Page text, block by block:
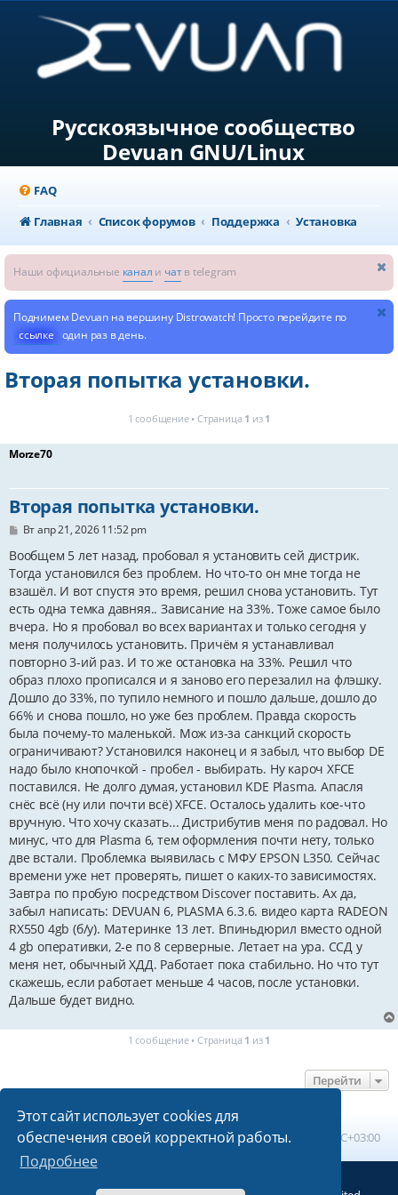
Этот сайт использует cookies для
обеспечения своей корректной работы.
Подробнее
Русскоязычное сообщество
Devuan GNU/Linux
FAQ
Главная
Список форумов Поддержка Установка
Наши официальные канал и чатв telegram
Поднимем Devuan на вершину Distrowatch! Просто перейдите по
ссылке один раз в день.
Вторая попытка установки.
1 сообщение • Страница 1 из 1
Morze70
Вторая попытка установки.
С
о
щ
е
н
и
е
Вт апр 21, 2026 11:52 pm
Вообщем 5 лет назад, пробовал я установить сей дистрик.
Тогда установился без проблем. Но что-то он мне тогда не
взашёл. И вот спустя это время, решил снова установить. Тут
есть одна темка давняя.. Зависание на 33%. Тоже самое было
вчера. Но я пробовал во всех вариантах и только сегодня у
меня получилось установить. Причём я устанавливал
повторно 3-ий раз. И то же остановка на 33%. Решил что
образ плохо прописался и я заново его перезалил на флэшку.
Дошло до 33%, по тупило немного и пошло дальше, дошло до
66% и снова пошло, но уже без проблем. Правда скорость
была почему-то маленькой. Мож из-за санкций скорость
ограничивают? Установился наконец и я забыл, что выбор DE
надо было кнопочкой - пробел - выбирать. Ну кароч XFCE
поставился. Не долго думая, установил KDE Plasma. Апасля
снёс всё (ну или почти всё) XFCE. Осталось удалить кое-что
вручную. Что хочу сказать... Дистрибутив меня по радовал. Но
минус, что для Plasma 6, тем оформления почти нету, только
две встали. Проблемка выявилась с МФУ EPSON L350. Сейчас
времени уже нет проверять, пишет о каких-то зависимостях.
Завтра по пробую посредством Discover поставить. Ах да,
забыл написать: DEVUAN 6, PLASMA 6.3.6. видео карта RADEON
RX550 4gb (б/у). Материнке 13 лет. Впиньдюрил вместо одной
4 gb оперативки, 2-е по 8 серверные. Летает на ура. ССД у
меня нет, обычный ХДД. Работает пока стабильно. Но что тут
скажешь, если работает меньше 4 часов, после установки.
Дальше будет видно.
1 сообщение • Страница 1 из 1
Перейти
Главная Список форумов Часовой пояс: UTC+03:00